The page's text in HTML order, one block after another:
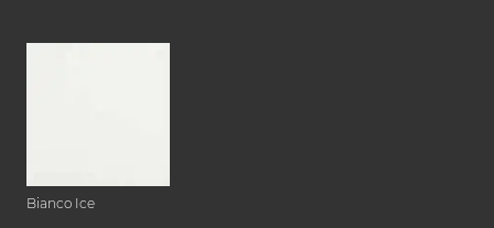
Bianco Ice